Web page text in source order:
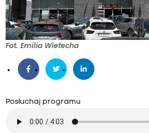
Fot. Emilia Wietecha
Posłuchaj programu